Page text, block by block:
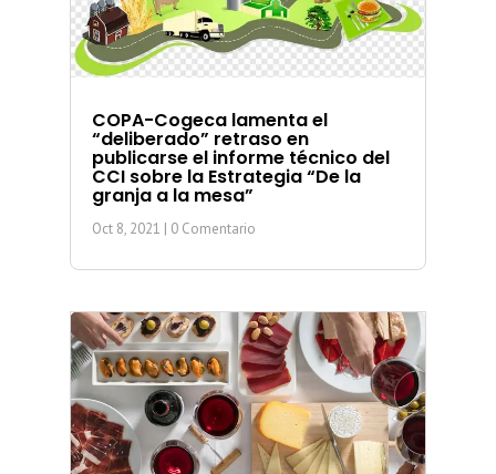
COPA-Cogeca lamenta el
“deliberado” retraso en
publicarse el informe técnico del
CCI sobre la Estrategia “De la
granja a la mesa”
Oct 8, 2021 | 0 Comentario